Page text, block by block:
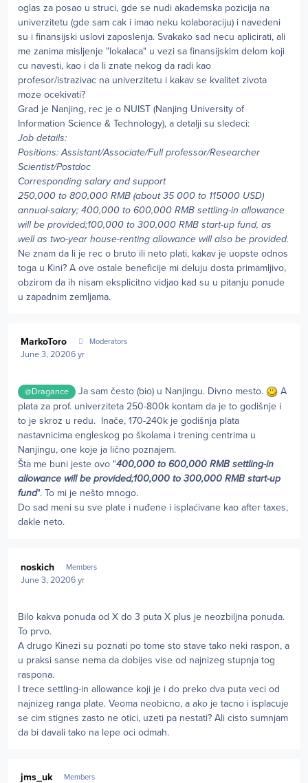
oglas za posao u struci, gde se nudi akademska pozicija na
univerzitetu (gde sam cak i imao neku kolaboraciju) i navedeni
su i finansijski uslovi zaposlenja. Svakako sad necu aplicirati, ali
me zanima misljenje "lokalaca" u vezi sa finansijskim delom koji
cu navesti, kao i da li znate nekog da radi kao
profesor/istrazivac na univerzitetu i kakav se kvalitet zivota
moze ocekivati?
Grad je Nanjing, rec je o NUIST (Nanjing University of
Information Science & Technology), a detalji su sledeci:
Job details:
Positions: Assistant/Associate/Full professor/Researcher
Scientist/Postdoc
Corresponding salary and support
250,000 to 800,000 RMB (about 35 000 to 115000 USD)
annual-salary; 400,000 to 600,000 RMB settling-in allowance
will be provided;100,000 to 300,000 RMB start-up fund, as
well as two-year house-renting allowance will also be provided.
Ne znam da li je rec o bruto ili neto plati, kakav je uopste odnos
toga u Kini? A ove ostale beneficije mi deluju dosta primamljivo,
obzirom da ih nisam eksplicitno vidjao kad su u pitanju ponude
u zapadnim zemljama.
MarkoToro Moderators
June 3, 20206 yr
@Dragance Ja sam često (bio) u Nanjingu. Divno mesto.
A
plata za prof. univerziteta 250-800k kontam da je to godišnje i
to je skroz u redu. Inače, 170-240k je godišnja plata
nastavnicima engleskog po školama i trening centrima u
Nanjingu, one koje ja lično poznajem.
Šta me buni jeste ovo "400,000 to 600,000 RMB settling-in
allowance will be provided;100,000 to 300,000 RMB start-up
fund". To mi je nešto mnogo.
Do sad meni su sve plate i nuđene i isplaćivane kao after taxes,
dakle neto.
noskich Members
June 3, 20206 yr
Bilo kakva ponuda od X do 3 puta X plus je neozbiljna ponuda.
To prvo.
A drugo Kinezi su poznati po tome sto stave tako neki raspon, a
u praksi sanse nema da dobijes vise od najnizeg stupnja tog
raspona.
I trece settling-in allowance koji je i do preko dva puta veci od
najnizeg ranga plate. Veoma neobicno, a ako je tacno i isplacuje
se cim stignes zasto ne otici, uzeti pa nestati? Ali cisto sumnjam
da bi davali tako na lepe oci odmah.
jms_uk Members